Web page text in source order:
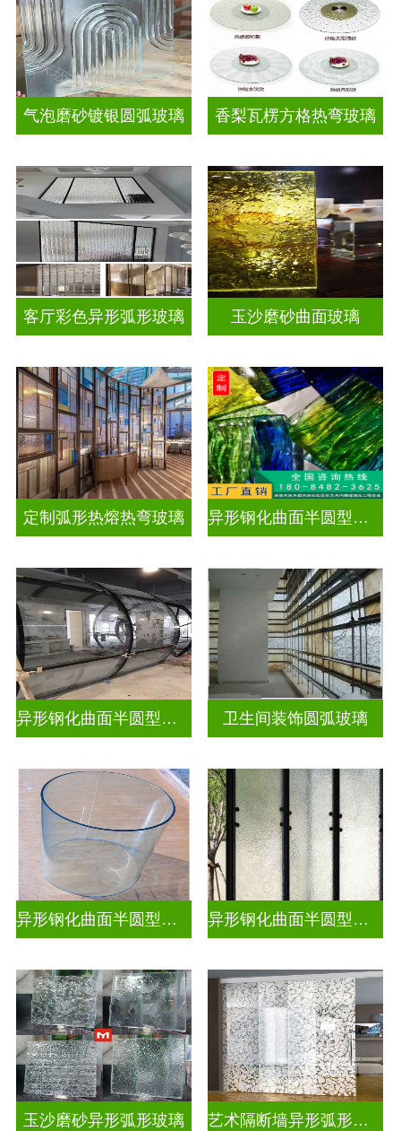
气泡磨砂镀银圆弧玻璃 香梨瓦楞方格热弯玻璃
客厅彩色异形弧形玻璃 玉沙磨砂曲面玻璃
定制弧形热熔热弯玻璃 异形钢化曲面半圆型曲面玻璃
异形钢化曲面半圆型曲面玻璃 卫生间装饰圆弧玻璃
异形钢化曲面半圆型热弯玻璃 异形钢化曲面半圆型曲面玻璃
玉沙磨砂异形弧形玻璃 艺术隔断墙异形弧形玻璃